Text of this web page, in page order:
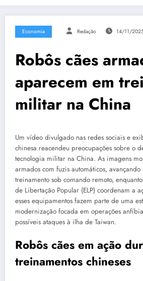
Economia Redação 14/11/
Robôs cães
aparecem em
militar na China
Um vídeo divulgado nas redes sociais e
chinesa reacendeu preocupações sobre o
tecnologia militar na China. As imagens
armados com fuzis automáticos,
treinamento sob comando remoto,
de Libertação Popular (ELP) coordenam a
esses equipamentos fazem parte de uma
modernização focada em operações
possíveis ataques à ilha de Taiwan.
Robôs cães em ação
treinamentos chineses